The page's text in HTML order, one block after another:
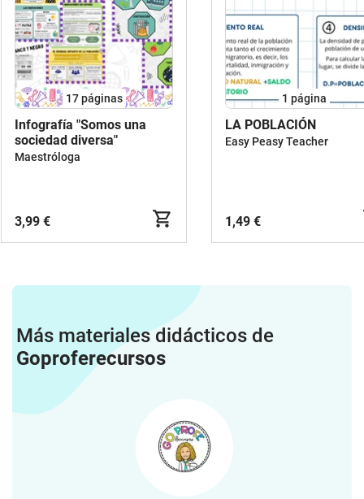
17páginas
Infografía "Somos una
sociedad diversa"
Maestróloga
3,99 €
1 página
LA POBLACIÓN
Easy Peasy Teacher
1,49 €
Más materiales didácticos de
Goproferecursos